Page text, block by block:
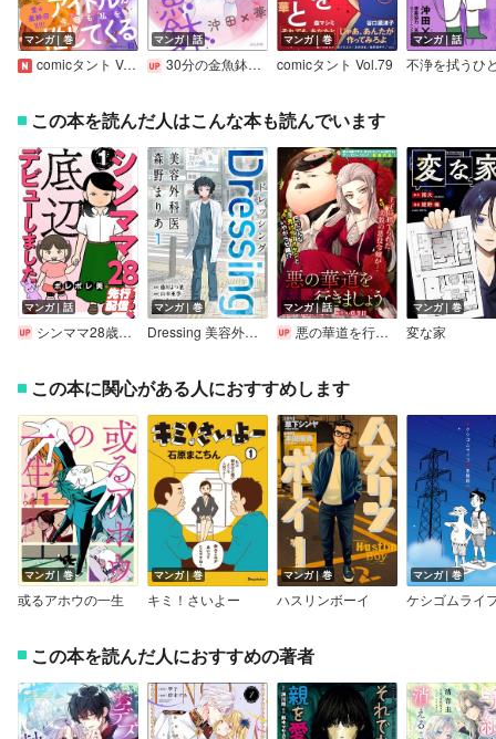
マンガ｜巻
comicタント Vol.80
マンガ｜話
30分の金魚鉢（分冊版）
マンガ｜巻
comicタント Vol.79
マンガ｜話
この本を読んだ人はこんな本も読んでいます
マンガ｜話
シンママ28歳、底辺デビューしました
マンガ｜巻
Dressing 美容外科医 森野まりあ【特典イラスト付き】
マンガ｜話
悪の華道を行きましょう
マンガ｜巻
変な家
この本に関心がある人におすすめします
マンガ｜巻
或るアホウの一生
マンガ｜巻
キミ！さいよー
マンガ｜巻
ハスリンボーイ
マンガ｜巻
ケシゴムライ
この本を読んだ人におすすめの著者